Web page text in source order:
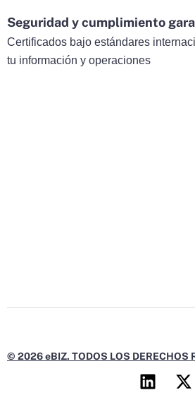
Seguridad y cumplimiento
Certificados bajo estándares
tu información y operaciones
© 2026 eBIZ. TODOS LOS DERECHOS
L
i
X
-